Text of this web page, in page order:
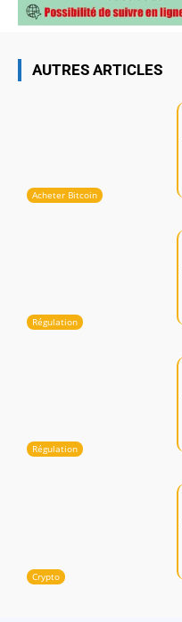
AUTRES ARTICLES
Acheter Bitcoin
Régulation
Régulation
Crypto